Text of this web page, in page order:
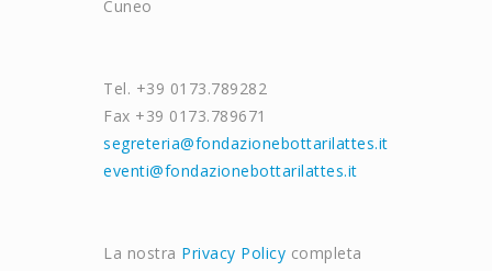
Cuneo
Tel. +39 0173.789282
Fax +39 0173.789671
segreteria@fondazionebottarilattes.it
eventi@fondazionebottarilattes.it
La nostra Privacy Policy completa